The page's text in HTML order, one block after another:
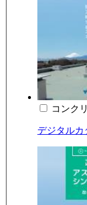
コンク
デジタルカ